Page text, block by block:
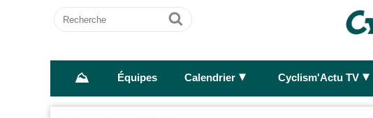
Recherche
Ok
⛰ Équipes Calendrier ► Cyclism'Actu TV ►